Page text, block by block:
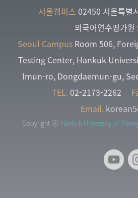
서울캠퍼스 02450 서울특별
외국어연수평가
Seoul Campus Room 506,
Testing Center, Hankuk
Imun-ro, Dongdaemun-gu,
TEL. 02-2173-2262
Email.
Copyright ⓒ Hankuk University of